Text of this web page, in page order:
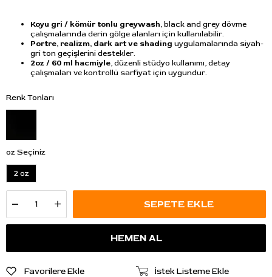
Koyu gri / kömür tonlu greywash, black and grey dövme
çalışmalarında derin gölge alanları için kullanılabilir.
Portre, realizm, dark art ve shading uygulamalarında siyah-
gri ton geçişlerini destekler.
2oz / 60 ml hacmiyle, düzenli stüdyo kullanımı, detay
çalışmaları ve kontrollü sarfiyat için uygundur.
Renk Tonları
oz Seçiniz
2 oz
Favorilere Ekle
İstek Listeme Ekle